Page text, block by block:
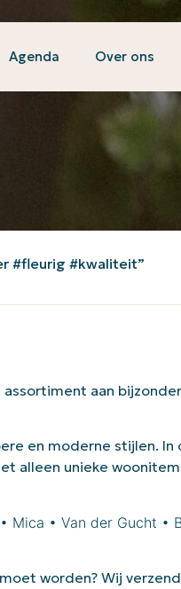
Agenda Over ons
#fleurig #kwaliteit”
aan
en moderne stijlen.
alleen unieke
Mica • Van der Gucht •
worden? Wij